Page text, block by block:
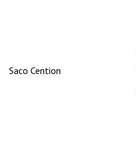
Saco Cention